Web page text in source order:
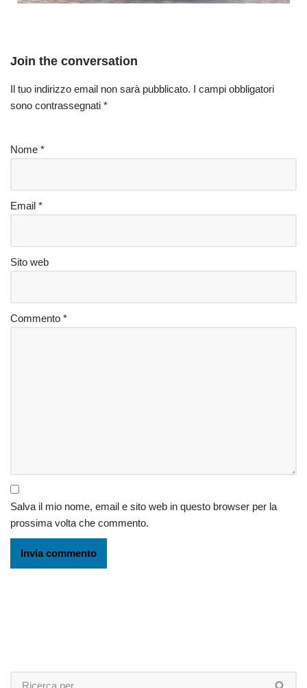
Join the conversation
Il tuo indirizzo email non sarà pubblicato. I campi obbligatori
sono contrassegnati *
Nome *
Email *
Sito web
Commento *
Salva il mio nome, email e sito web in questo browser per la
prossima volta che commento.